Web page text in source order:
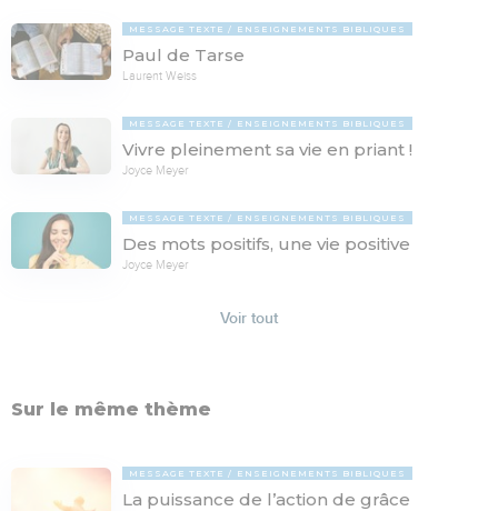
MESSAGE TEXTE ENSEIGNEMENTS BIBLIQUES
Paul de Tarse
Laurent Weiss
MESSAGE TEXTE ENSEIGNEMENTS BIBLIQUES
Vivre pleinement sa vie en priant !
Joyce Meyer
MESSAGE TEXTE ENSEIGNEMENTS BIBLIQUES
Des mots positifs, une vie positive
Joyce Meyer
Voir tout
Sur le même thème
MESSAGE TEXTE ENSEIGNEMENTS BIBLIQUES
La puissance de l’action de grâce